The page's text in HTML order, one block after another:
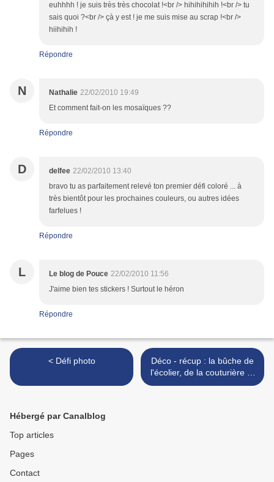
euhhhh ! je suis très très chocolat !<br /> hihihihihih !<br /> tu
sais quoi ?<br /> çà y est ! je me suis mise au scrap !<br />
hiihihih !
Répondre
N Nathalie 22/02/2010 19:49
Et comment fait-on les mosaïques ??
Répondre
D delfee 22/02/2010 13:40
bravo tu as parfaitement relevé ton premier défi coloré ... à
très bientôt pour les prochaines couleurs, ou autres idées
farfelues !
Répondre
L Le blog de Pouce 22/02/2010 11:56
J'aime bien tes stickers ! Surtout le héron
Répondre
< Défi photo
Déco - récup : la bûche de
l'écolier, de la couturière ...
>
Hébergé par Canalblog
Top articles
Pages
Contact